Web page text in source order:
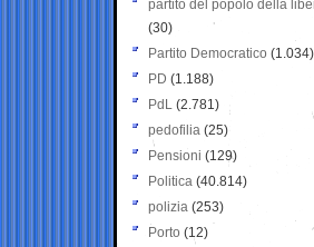
partito del popolo della
(30)
Partito Democratico (1.034)
PD (1.188)
PdL (2.781)
pedofilia (25)
Pensioni (129)
Politica (40.814)
polizia (253)
Porto (12)